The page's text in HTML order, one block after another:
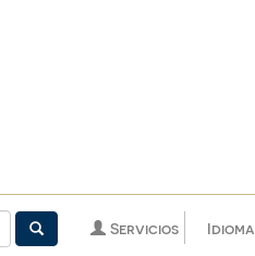
Idioma
Servicios